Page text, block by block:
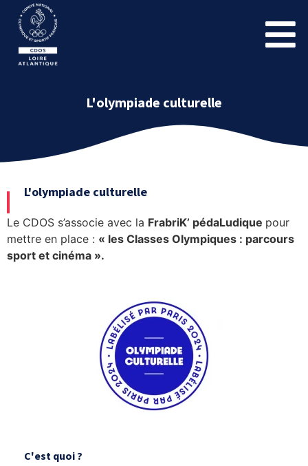
L'olympiade culturelle
L'olympiade culturelle
Le CDOS s’associe avec la FrabriK’ pédaLudique pour
mettre en place : « les Classes Olympiques : parcours
sport et cinéma ».
C'est quoi ?